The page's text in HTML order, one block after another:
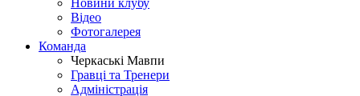
Новини клубу
Відео
Фотогалерея
Команда
Черкаські Мавпи
Гравці та Тренери
Адміністрація